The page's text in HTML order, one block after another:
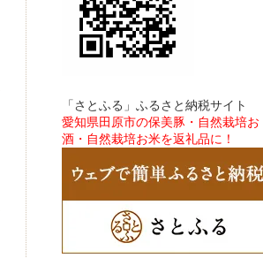
「さとふる」ふるさと納税サイト
愛知県田原市の保美豚・自然栽培お
酒・自然栽培お米を返礼品に！